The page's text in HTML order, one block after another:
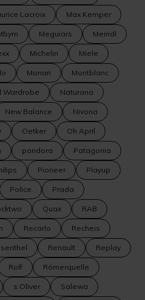
Lacroix Max Kemper
Meguiars Meindl
Michelin Miele
Monari Montblanc
Wardrobe Naturana
New Balance Nivona
Oetker Oh April
pandora Patagonia
Pioneer Playup
Police Prada
Quax RAB
Recarlo Recheis
Renault Replay
Rolf Römerquelle
s.Oliver Salewa